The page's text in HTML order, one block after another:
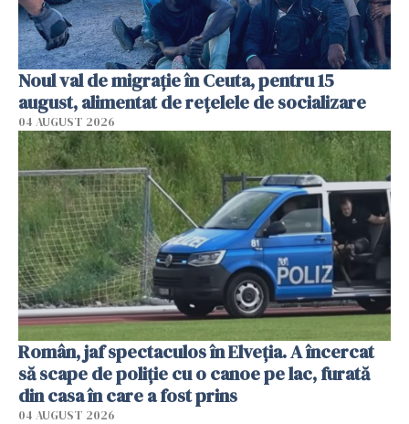
Noul val de migrație în Ceuta, pentru 15
august, alimentat de rețelele de socializare
04 AUGUST 2026
Român, jaf spectaculos în Elveția. A încercat
să scape de poliție cu o canoe pe lac, furată
din casa în care a fost prins
04 AUGUST 2026